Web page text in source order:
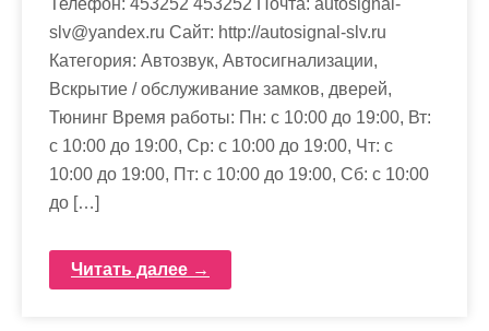
Телефон: 453252 453252 Почта: autosignal-
slv@yandex.ru Cайт: http://autosignal-slv.ru
Категория: Автозвук, Автосигнализации,
Вскрытие / обслуживание замков, дверей,
Тюнинг Время работы: Пн: с 10:00 до 19:00, Вт:
с 10:00 до 19:00, Ср: с 10:00 до 19:00, Чт: с
10:00 до 19:00, Пт: с 10:00 до 19:00, Сб: с 10:00
до […]
Читать далее →